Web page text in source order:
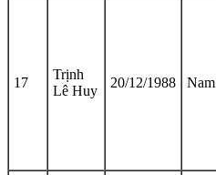
17
Trịnh
Lê Huy
20/12/1988 Nam